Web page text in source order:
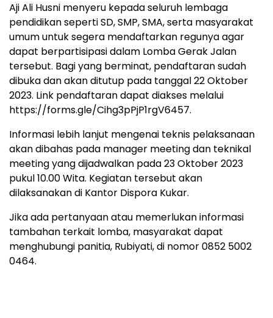
Aji Ali Husni menyeru kepada seluruh lembaga
pendidikan seperti SD, SMP, SMA, serta masyarakat
umum untuk segera mendaftarkan regunya agar
dapat berpartisipasi dalam Lomba Gerak Jalan
tersebut. Bagi yang berminat, pendaftaran sudah
dibuka dan akan ditutup pada tanggal 22 Oktober
2023. Link pendaftaran dapat diakses melalui
https://forms.gle/Cihg3pPjP1rgV6457.
Informasi lebih lanjut mengenai teknis pelaksanaan
akan dibahas pada manager meeting dan teknikal
meeting yang dijadwalkan pada 23 Oktober 2023
pukul 10.00 Wita. Kegiatan tersebut akan
dilaksanakan di Kantor Dispora Kukar.
Jika ada pertanyaan atau memerlukan informasi
tambahan terkait lomba, masyarakat dapat
menghubungi panitia, Rubiyati, di nomor 0852 5002
0464.